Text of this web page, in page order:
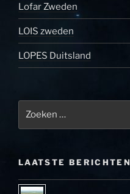
Lofar Zweden
LOIS zweden
LOPES Duitsland
LAATSTE BERICHTEN